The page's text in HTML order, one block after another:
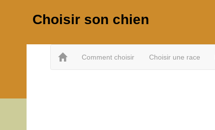
Choisir son chien
Comment choisir Choisir une race